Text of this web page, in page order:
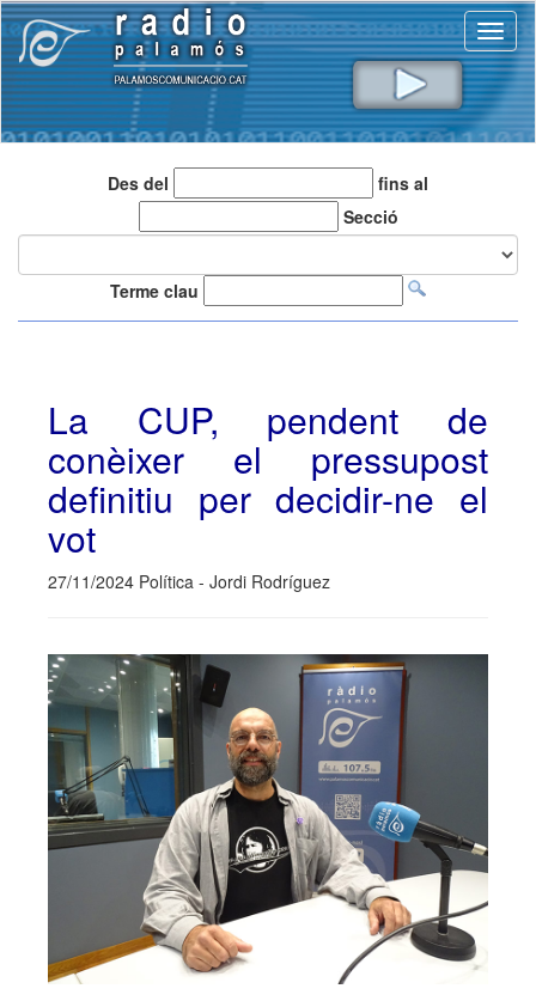
Des del
fins al
Secció
Terme clau
La CUP, pendent de
conèixer el pressupost
definitiu per decidir-ne el
vot
27/11/2024 Política - Jordi Rodríguez